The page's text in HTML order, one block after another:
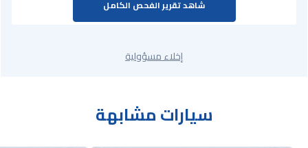
شاهد تقرير الفحص الكامل
إخلاء مسؤولية
سيارات مشابهة